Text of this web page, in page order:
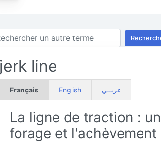
jerk line
Français English عربــي
La ligne de traction :
forage et l'achèvement